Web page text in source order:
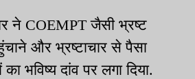
ने COEMPT जैसी भ्रष्ट
और भ्रष्टाचार से पैसा
भविष्य दांव पर लगा दिया.